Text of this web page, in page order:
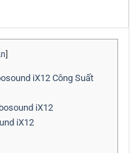
iX12 Công Suất
iX12
iX12